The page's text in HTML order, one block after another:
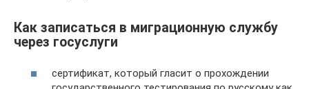
Как записаться в миграционную службу
через госуслуги
сертификат, который гласит о прохождении